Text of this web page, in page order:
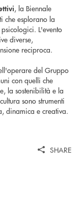
, la Biennale
che esplorano la
L'evento
diverse,
reciproca.
del Gruppo
con quelli che
la sostenibilità e la
sono strumenti
dinamica e creativa.
SHARE